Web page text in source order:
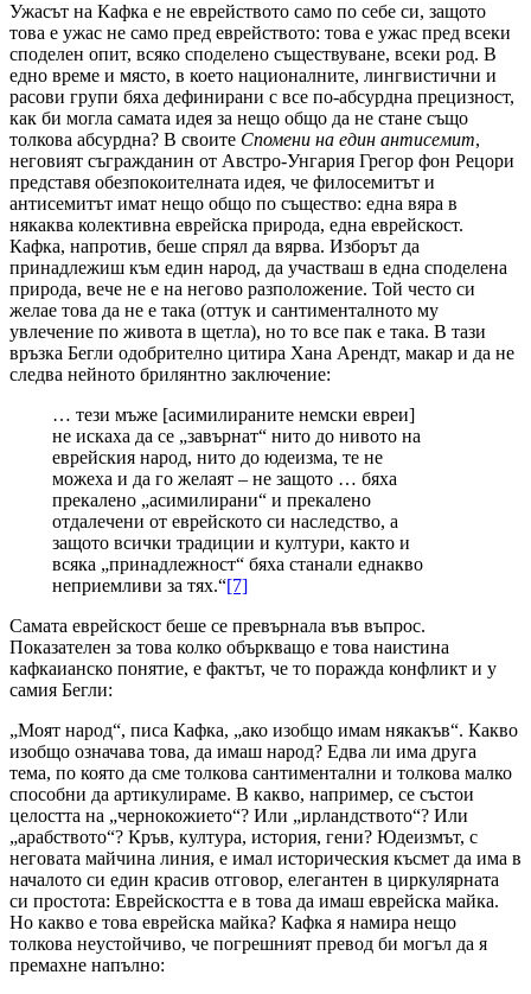
Ужасът на Кафка е не еврейството само по себе си, защото
това е ужас не само пред еврейството: това е ужас пред всеки
споделен опит, всяко споделено съществуване, всеки род. В
едно време и място, в което националните, лингвистични и
расови групи бяха дефинирани с все по-абсурдна прецизност,
как би могла самата идея за нещо общо да не стане също
толкова абсурдна? В своите Спомени на един антисемит,
неговият съгражданин от Австро-Унгария Грегор фон Рецори
представя обезпокоителната идея, че филосемитът и
антисемитът имат нещо общо по същество: една вяра в
някаква колективна еврейска природа, една еврейскост.
Кафка, напротив, беше спрял да вярва. Изборът да
принадлежиш към един народ, да участваш в една споделена
природа, вече не е на негово разположение. Той често си
желае това да не е така (оттук и сантименталното му
увлечение по живота в щетла), но то все пак е така. В тази
връзка Бегли одобрително цитира Хана Арендт, макар и да не
следва нейното брилянтно заключение:
… тези мъже [асимилираните немски евреи]
не искаха да се „завърнат“ нито до нивото на
еврейския народ, нито до юдеизма, те не
можеха и да го желаят – не защото … бяха
прекалено „асимилирани“ и прекалено
отдалечени от еврейското си наследство, а
защото всички традиции и култури, както и
всяка „принадлежност“ бяха станали еднакво
неприемливи за тях.“[7]
Самата еврейскост беше се превърнала във въпрос.
Показателен за това колко объркващо е това наистина
кафкаианско понятие, е фактът, че то поражда конфликт и у
самия Бегли:
„Моят народ“, писа Кафка, „ако изобщо имам някакъв“. Какво
изобщо означава това, да имаш народ? Едва ли има друга
тема, по която да сме толкова сантиментални и толкова малко
способни да артикулираме. В какво, например, се състои
целостта на „чернокожието“? Или „ирландството“? Или
„арабството“? Кръв, култура, история, гени? Юдеизмът, с
неговата майчина линия, е имал историческия късмет да има в
началото си един красив отговор, елегантен в циркулярната
си простота: Еврейскостта е в това да имаш еврейска майка.
Но какво е това еврейска майка? Кафка я намира нещо
толкова неустойчиво, че погрешният превод би могъл да я
премахне напълно: